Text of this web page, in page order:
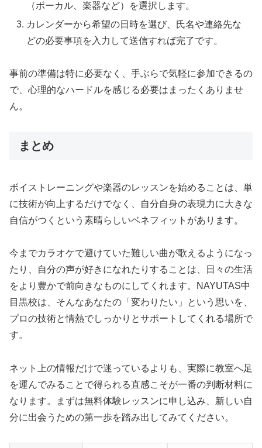
（ボーカル、楽器など）を選択します。
カレンダーから希望の日時を選び、氏名や連絡先な
どの必要事項を入力して送信すれば完了です。
事前の準備は特に必要なく、手ぶらで気軽に参加できるの
で、心理的なハードルを感じる必要はまったくありませ
ん。
まとめ
ボイストレーニングや楽器のレッスンを始めることは、単
に技術が向上するだけでなく、自分自身の表現力に大きな
自信がつくという素晴らしいベネフィットがあります。
今までカラオケで避けていた難しい曲が歌えるようになっ
たり、自分の声が好きになれたりすることは、日々の生活
をより豊かで前向きなものにしてくれます。NAYUTAS中
目黒校は、そんなあなたの「変わりたい」という思いを、
プロの技術と情熱でしっかりとサポートしてくれる場所で
す。
ネット上の情報だけで迷っているよりも、実際に教室へ足
を運んでみることで得られる直感こそが一番の判断材料に
なります。まずは無料体験レッスンに申し込み、新しい自
分に出会うための第一歩を踏み出してみてください。